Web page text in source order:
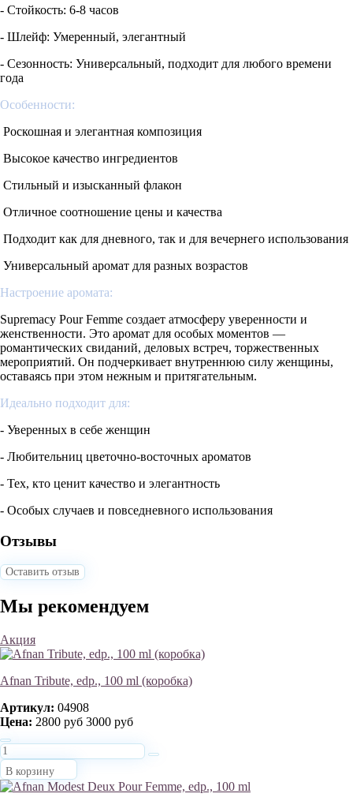
- Стойкость: 6-8 часов
- Шлейф: Умеренный, элегантный
- Сезонность: Универсальный, подходит для любого времени
года
Особенности:
Роскошная и элегантная композиция
Высокое качество ингредиентов
Стильный и изысканный флакон
Отличное соотношение цены и качества
Подходит как для дневного, так и для вечернего использования
Универсальный аромат для разных возрастов
Настроение аромата:
Supremacy Pour Femme создает атмосферу уверенности и
женственности. Это аромат для особых моментов —
романтических свиданий, деловых встреч, торжественных
мероприятий. Он подчеркивает внутреннюю силу женщины,
оставаясь при этом нежным и притягательным.
Идеально подходит для:
- Уверенных в себе женщин
- Любительниц цветочно-восточных ароматов
- Тех, кто ценит качество и элегантность
- Особых случаев и повседневного использования
Отзывы
Оставить отзыв
Мы рекомендуем
Акция
Afnan Tribute, edp., 100 ml (коробка)
Артикул: 04908
Цена: 2800 руб 3000 руб
В корзину